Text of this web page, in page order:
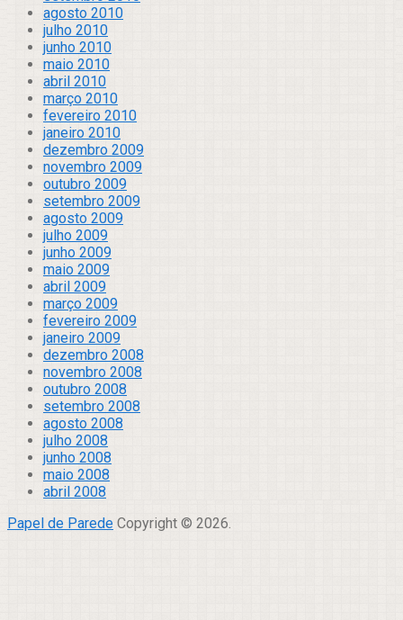
agosto 2010
julho 2010
junho 2010
maio 2010
abril 2010
março 2010
fevereiro 2010
janeiro 2010
dezembro 2009
novembro 2009
outubro 2009
setembro 2009
agosto 2009
julho 2009
junho 2009
maio 2009
abril 2009
março 2009
fevereiro 2009
janeiro 2009
dezembro 2008
novembro 2008
outubro 2008
setembro 2008
agosto 2008
julho 2008
junho 2008
maio 2008
abril 2008
Papel de Parede Copyright © 2026.